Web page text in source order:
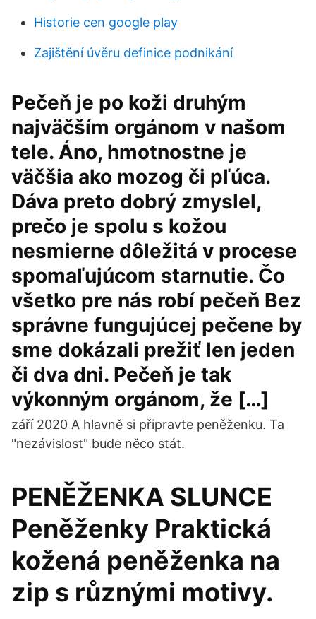
Historie cen google play
Zajištění úvěru definice podnikání
Pečeň je po koži druhým
najväčším orgánom v našom
tele. Áno, hmotnostne je
väčšia ako mozog či pľúca.
Dáva preto dobrý zmyslel,
prečo je spolu s kožou
nesmierne dôležitá v procese
spomaľujúcom starnutie. Čo
všetko pre nás robí pečeň Bez
správne fungujúcej pečene by
sme dokázali prežiť len jeden
či dva dni. Pečeň je tak
výkonným orgánom, že […]
září 2020 A hlavně si připravte peněženku. Ta
"nezávislost" bude něco stát.
PENĚŽENKA SLUNCE
Peněženky Praktická
kožená peněženka na
zip s různými motivy.